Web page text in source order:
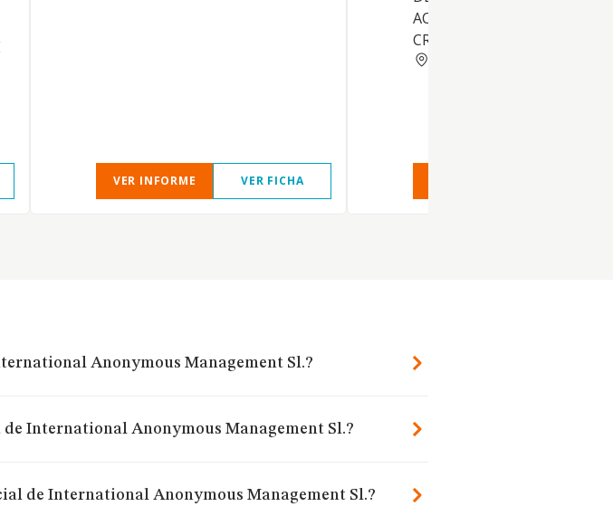
VER INFORME VER FICHA
ACTIVIDAD DE UNA
CREDITO
Anonymous Management Sl.?
International Anonymous Management Sl.?
de International Anonymous Management Sl.?